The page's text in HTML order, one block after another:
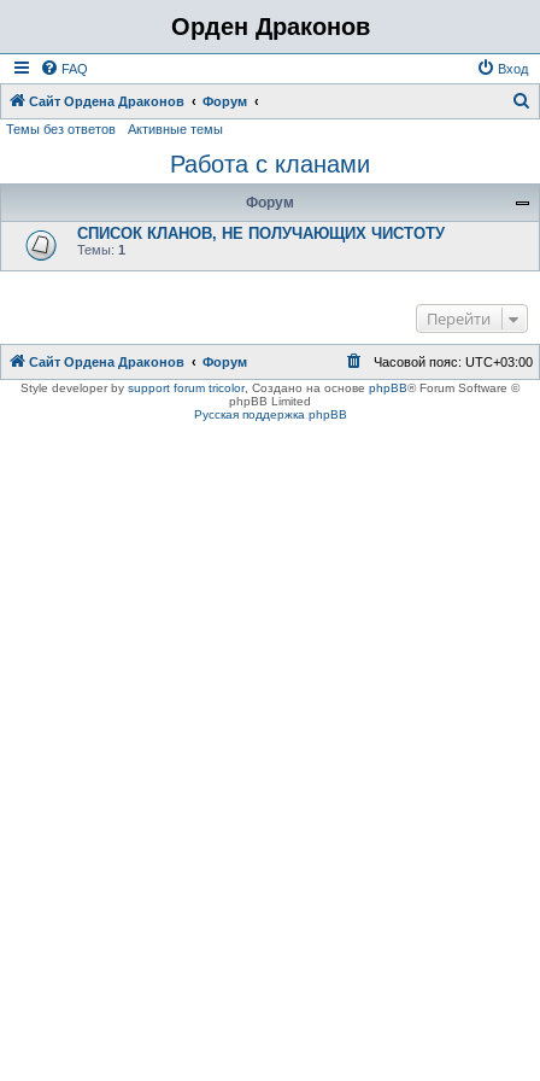
Орден Драконов
FAQ Вход
Сайт Ордена Драконов Форум
с
Темы без ответов Активные темы
Работа с кланами
Форум
СПИСОК КЛАНОВ, НЕ ПОЛУЧАЮЩИХ ЧИСТОТУ
Темы: 1
Перейти
Сайт Ордена Драконов Форум Часовой пояс: UTC+03:00
Style developer by support forum tricolor, Создано на основе phpBB® Forum Software ©
phpBB Limited
Русская поддержка phpBB